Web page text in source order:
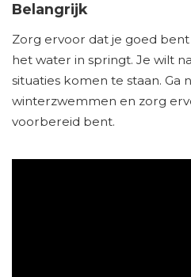
Belangrijk
Zorg ervoor dat je goed
het water in springt. Je wilt
situaties komen te staan. Ga
winterzwemmen en zorg
voorbereid bent.